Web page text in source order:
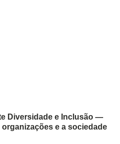
Diversidade e Inclusão —
e a sociedade